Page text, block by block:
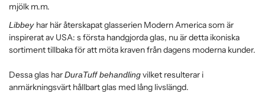
mjölk m.m.
Libbey har här återskapat glasserien Modern America som är
inspirerat av USA: s första handgjorda glas, nu är detta ikoniska
sortiment tillbaka för att möta kraven från dagens moderna kunder.
Dessa glas harDuraTuff behandlingvilket resulterar i
anmärkningsvärt hållbart glas med lång livslängd.